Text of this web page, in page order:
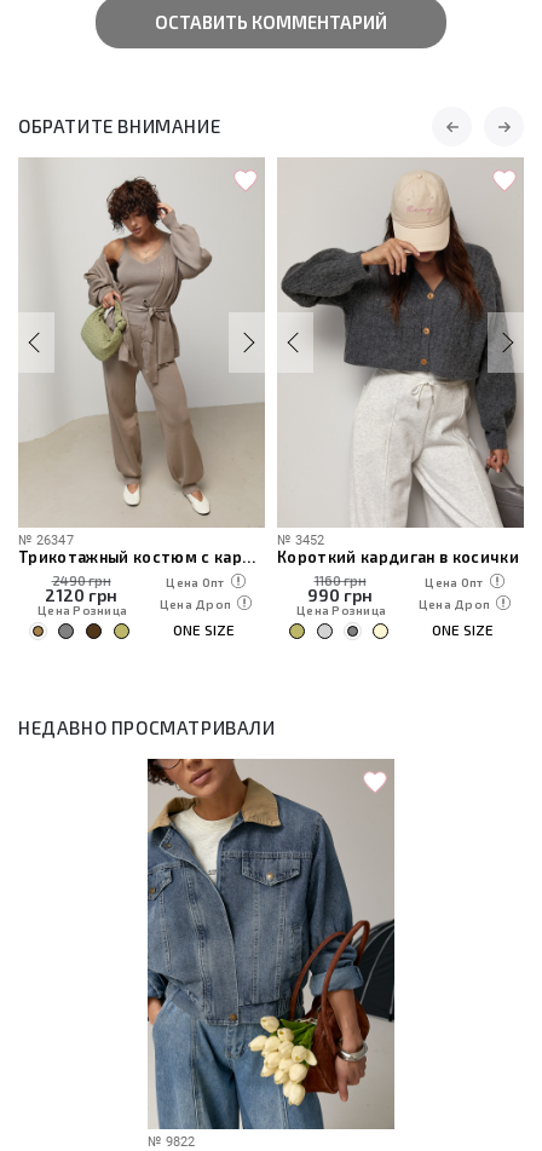
ОСТАВИТЬ КОММЕНТАРИЙ
ОБРАТИТЕ ВНИМАНИЕ
№ 26347
Трикотажный костюм с кардиганом, топом и брюками
2490 грн
2120 грн
Цена Розница
Цена Опт
Цена Дроп
ONE SIZE
№ 3452
Короткий кардиган в косички
1160 грн
990 грн
Цена Розница
Цена Опт
Цена Дроп
ONE SIZE
НЕДАВНО ПРОСМАТРИВАЛИ
№ 9822